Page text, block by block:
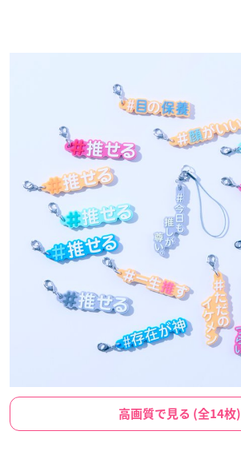
高画質で見る (全14枚)